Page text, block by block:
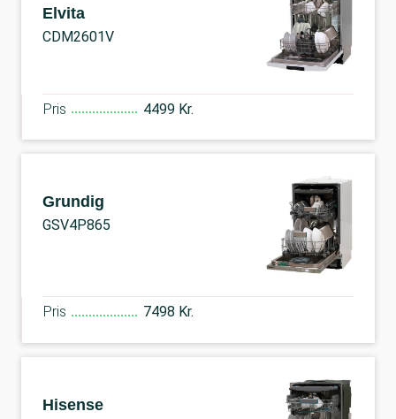
Elvita
CDM2601V
Pris 4499 Kr.
Grundig
GSV4P865
Pris 7498 Kr.
Hisense